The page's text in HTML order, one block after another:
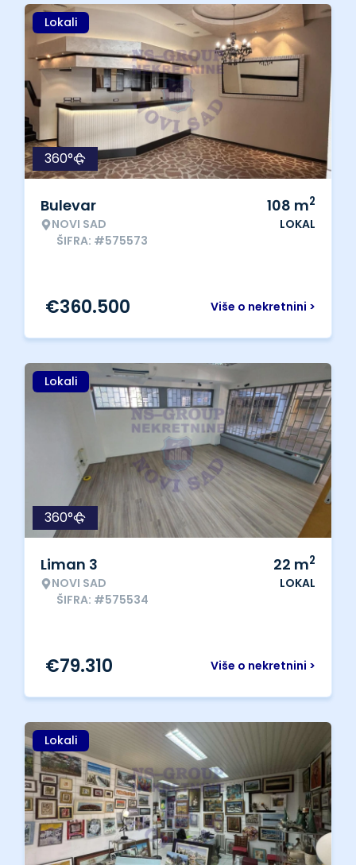
Lokali
360°
Bulevar
NOVI SAD
ŠIFRA: #575573
108 m2
LOKAL
Više o nekretnini >
€360.500
Lokali
360°
Liman 3
NOVI SAD
ŠIFRA: #575534
22 m2
LOKAL
Više o nekretnini >
€79.310
Lokali